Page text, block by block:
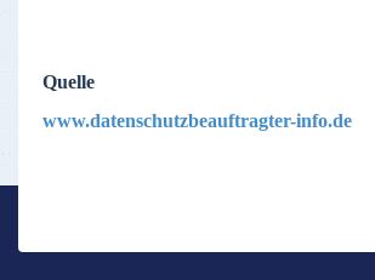
Quelle
www.datenschutzbeauftragter-info.de